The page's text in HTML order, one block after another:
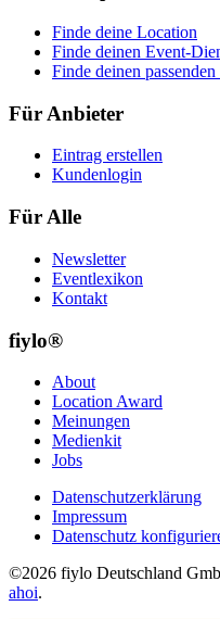
Finde deine Location
Finde deinen Event-
Finde deinen passenden
Für Anbieter
Eintrag erstellen
Kundenlogin
Für Alle
Newsletter
Eventlexikon
Kontakt
fiylo®
About
Location Award
Meinungen
Medienkit
Jobs
Datenschutzerklärung
Impressum
Datenschutz
©2026 fiylo Deutschland
ahoi.